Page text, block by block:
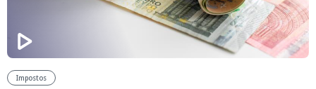
Impostos